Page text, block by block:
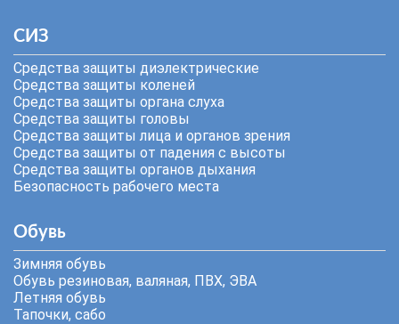
СИЗ
Средства защиты диэлектрические
Средства защиты коленей
Средства защиты органа слуха
Средства защиты головы
Средства защиты лица и органов зрения
Средства защиты от падения с высоты
Средства защиты органов дыхания
Безопасность рабочего места
Обувь
Зимняя обувь
Обувь резиновая, валяная, ПВХ, ЭВА
Летняя обувь
Тапочки, сабо